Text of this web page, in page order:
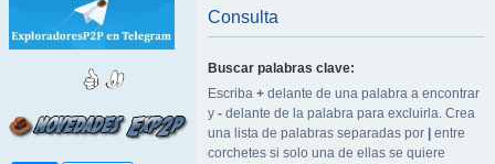
Consulta
Buscar palabras clave:
Escriba + delante de una palabra a encontrar
y - delante de la palabra para excluirla. Crea
una lista de palabras separadas por
entre
corchetes si solo una de ellas se quiere